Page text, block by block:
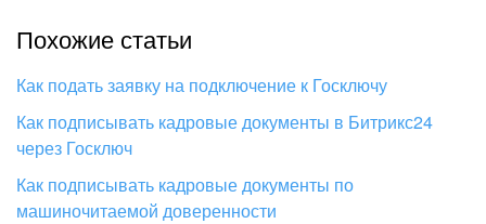
Похожие статьи
Как подать заявку на подключение к Госключу
Как подписывать кадровые документы в Битрикс24
через Госключ
Как подписывать кадровые документы по
машиночитаемой доверенности